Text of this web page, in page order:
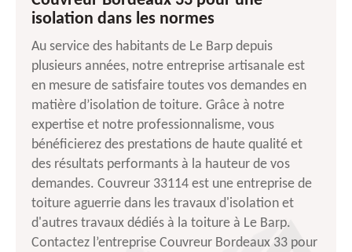
isolation dans les normes
Au service des habitants de Le Barp depuis
plusieurs années, notre entreprise artisanale est
en mesure de satisfaire toutes vos demandes en
matière d’isolation de toiture. Grâce à notre
expertise et notre professionnalisme, vous
bénéficierez des prestations de haute qualité et
des résultats performants à la hauteur de vos
demandes. Couvreur 33114 est une entreprise de
toiture aguerrie dans les travaux d'isolation et
d'autres travaux dédiés à la toiture à Le Barp.
Contactez l’entreprise Couvreur Bordeaux 33 pour